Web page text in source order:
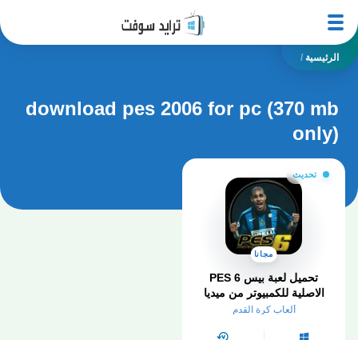
الرئيسية /
download pes 2006 for pc (370 mb
only)
تحديث
مجانا
تحميل لعبة بيس 6 PES
الاصلية للكمبيوتر من ميديا
فاير
ألعاب كرة القدم